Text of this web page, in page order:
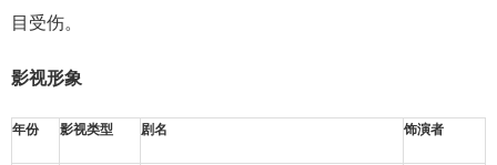
目受伤。
影视形象
年份 影视类型 剧名 饰演者